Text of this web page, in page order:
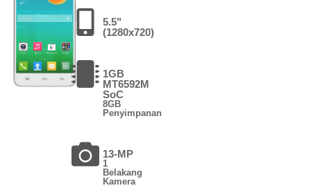
5.5"
(1280x720)
1GB
MT6592M
SoC
8GB
Penyimpanan
13-MP
1
Belakang
Kamera